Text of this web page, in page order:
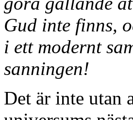
Gud inte finns,
i ett modernt
sanningen!
Det är inte utan